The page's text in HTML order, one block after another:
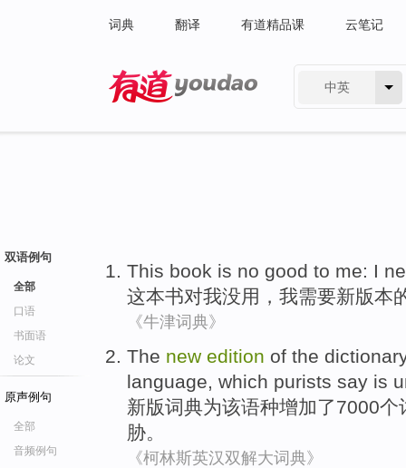
词典 翻译 有道精品课 云笔记
中英
双语例句
全部
口语
书面语
论文
原声例句
全部
音频例句
This book is no good to me: I
这本书对我没用 ， 我需要新版本
《牛津词典》
The new edition of the
language, which purists say is
新版词典为该语种增加了7000个
胁。
《柯林斯英汉双解大词典》